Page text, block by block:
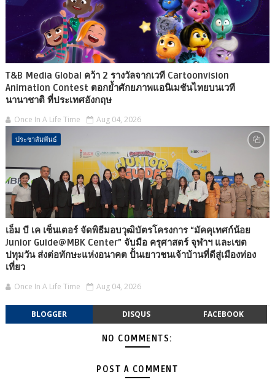
T&B Media Global คว้า 2 รางวัลจากเวที Cartoonvision
Animation Contest ตอกย้ำศักยภาพแอนิเมชันไทยบนเวที
นานาชาติ ที่ประเทศอังกฤษ
Once In A Life Time Aug 04, 2026
ประชาสัมพันธ์
เอ็ม บี เค เซ็นเตอร์ จัดพิธีมอบวุฒิบัตรโครงการ “มัคคุเทศก์น้อย
Junior Guide@MBK Center” จับมือ ครุศาสตร์ จุฬาฯ และเขต
ปทุมวัน ส่งต่อทักษะแห่งอนาคต ปั้นเยาวชนเจ้าบ้านที่ดีสู่เมืองท่อง
เที่ยว
Once In A Life Time Aug 04, 2026
BLOGGER DISQUS FACEBOOK
NO COMMENTS:
POST A COMMENT